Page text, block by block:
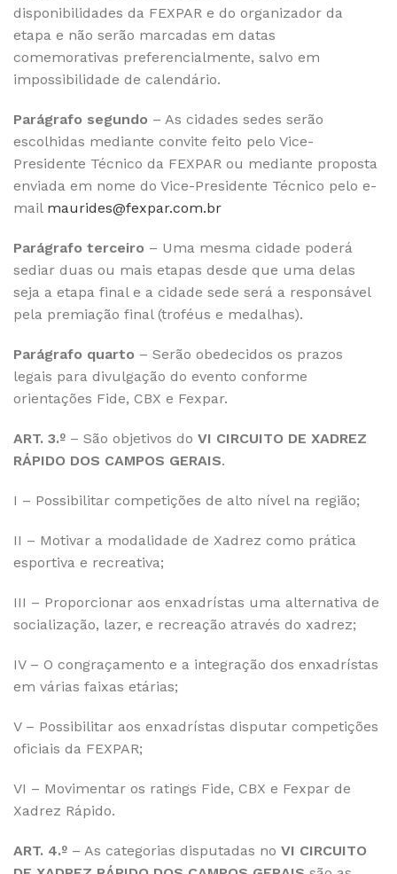
disponibilidades da FEXPAR e do organizador da
etapa e não serão marcadas em datas
comemorativas preferencialmente, salvo em
impossibilidade de calendário.
Parágrafo segundo – As cidades sedes serão
escolhidas mediante convite feito pelo Vice-
Presidente Técnico da FEXPAR ou mediante proposta
enviada em nome do Vice-Presidente Técnico pelo e-
mail maurides@fexpar.com.br
Parágrafo terceiro – Uma mesma cidade poderá
sediar duas ou mais etapas desde que uma delas
seja a etapa final e a cidade sede será a responsável
pela premiação final (troféus e medalhas).
Parágrafo quarto – Serão obedecidos os prazos
legais para divulgação do evento conforme
orientações Fide, CBX e Fexpar.
ART. 3.º – São objetivos do VI CIRCUITO DE XADREZ
RÁPIDO DOS CAMPOS GERAIS.
I – Possibilitar competições de alto nível na região;
II – Motivar a modalidade de Xadrez como prática
esportiva e recreativa;
III – Proporcionar aos enxadrístas uma alternativa de
socialização, lazer, e recreação através do xadrez;
IV – O congraçamento e a integração dos enxadrístas
em várias faixas etárias;
V – Possibilitar aos enxadrístas disputar competições
oficiais da FEXPAR;
VI – Movimentar os ratings Fide, CBX e Fexpar de
Xadrez Rápido.
ART. 4.º – As categorias disputadas no VI CIRCUITO